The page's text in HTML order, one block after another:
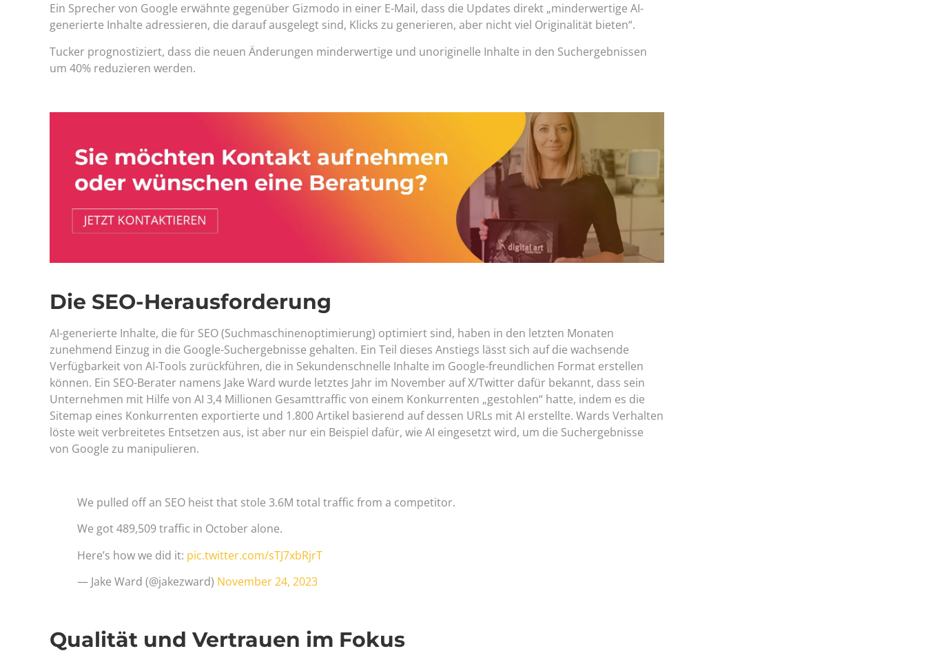
Ein Sprecher von Google erwähnte gegenüber Gizmodo in einer E-Mail, dass die Updates direkt „minderwertige AI-
generierte Inhalte adressieren, die darauf ausgelegt sind, Klicks zu generieren, aber nicht viel Originalität bieten“.
Tucker prognostiziert, dass die neuen Änderungen minderwertige und unoriginelle Inhalte in den Suchergebnissen
um 40% reduzieren werden.
Die SEO-Herausforderung
AI-generierte Inhalte, die für SEO (Suchmaschinenoptimierung) optimiert sind, haben in den letzten Monaten
zunehmend Einzug in die Google-Suchergebnisse gehalten. Ein Teil dieses Anstiegs lässt sich auf die wachsende
Verfügbarkeit von AI-Tools zurückführen, die in Sekundenschnelle Inhalte im Google-freundlichen Format erstellen
können. Ein SEO-Berater namens Jake Ward wurde letztes Jahr im November auf X/Twitter dafür bekannt, dass sein
Unternehmen mit Hilfe von AI 3,4 Millionen Gesamttraffic von einem Konkurrenten „gestohlen“ hatte, indem es die
Sitemap eines Konkurrenten exportierte und 1.800 Artikel basierend auf dessen URLs mit AI erstellte. Wards Verhalten
löste weit verbreitetes Entsetzen aus, ist aber nur ein Beispiel dafür, wie AI eingesetzt wird, um die Suchergebnisse
von Google zu manipulieren.
We pulled off an SEO heist that stole 3.6M total traffic from a competitor.
We got 489,509 traffic in October alone.
Here’s how we did it: pic.twitter.com/sTJ7xbRjrT
— Jake Ward (@jakezward) November 24, 2023
Qualität und Vertrauen im Fokus